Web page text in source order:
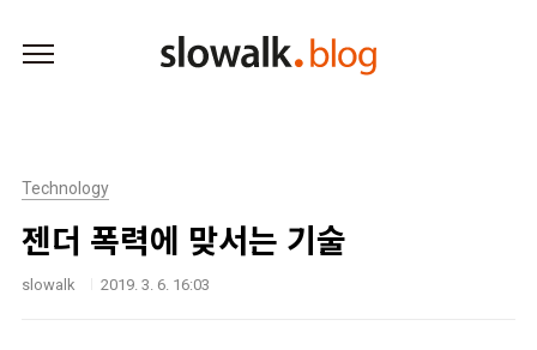
Technology
젠더 폭력에 맞서는 기술
slowalk 2019. 3. 6. 16:03